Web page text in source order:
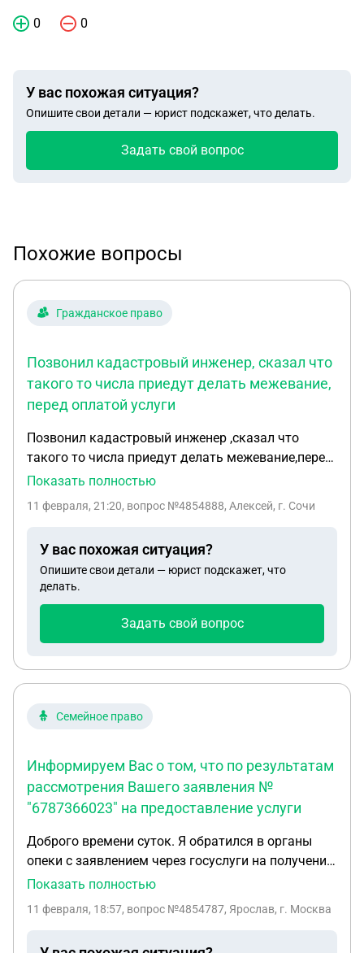
0 0
У вас похожая ситуация?
Опишите свои детали — юрист подскажет, что делать.
Задать свой вопрос
Похожие вопросы
Гражданское право
Позвонил кадастровый инженер, сказал что
такого то числа приедут делать межевание,
перед оплатой услуги
Позвонил кадастровый инженер ,сказал что
такого то числа приедут делать межевание,перед
оплатой услуги инженер спросил сам ли я буду
соседями не общаюсь.приехали геодезисты
звонит кадастровый инженер и говорит что я
должен сам согласовать акт с соседями,кто
является собственниками соседнего участка по
дети соседки которые вообще не проживают в
что должен был ли инициатор данной процедуры
соседей о предстоящей процедуре за месяц и как
Показать полностью
11 февраля, 21:20, вопрос №4854888, Алексей, г. Сочи
У вас похожая ситуация?
Опишите свои детали — юрист подскажет, что
делать.
Задать свой вопрос
Семейное право
Информируем Вас о том, что по результатам
рассмотрения Вашего заявления №
"6787366023" на предоставление услуги
Доброго времени суток. Я обратился в органы
опеки с заявлением через госуслуги на получение
пособия как сирота (я был опекаемым до 18 лет,
опеки мне отказал. Подскажите, правомерен ли
Показать полностью
11 февраля, 18:57, вопрос №4854787, Ярослав, г. Москва